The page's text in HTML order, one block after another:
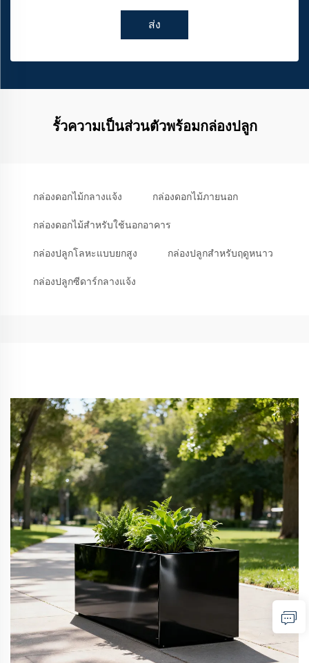
ส่ง
รั้วความเป็นส่วนตัวพร้อมกล่องปลูก
กล่องดอกไม้กลางแจ้ง กล่องดอกไม้ภายนอก
กล่องดอกไม้สำหรับใช้นอกอาคาร
กล่องปลูกโลหะแบบยกสูง กล่องปลูกสำหรับฤดูหนาว
กล่องปลูกซีดาร์กลางแจ้ง